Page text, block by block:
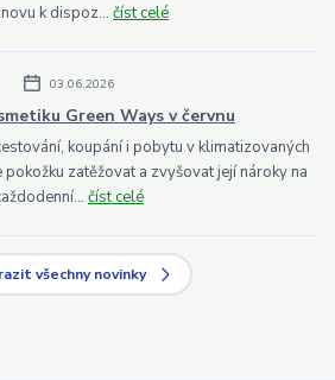
k dispoz... číst celé
03.06.2026
Green Ways v červnu
koupání i pobytu v klimatizovaných
zatěžovat a zvyšovat její nároky na
číst celé
všechny novinky